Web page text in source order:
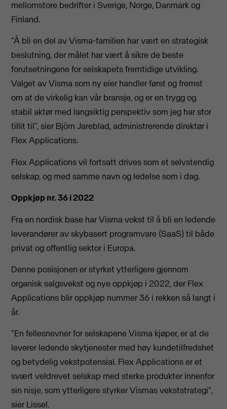
mellomstore bedrifter i Sverige, Norge, Danmark og
Finland.
“Å bli en del av Visma-familien har vært en strategisk
beslutning, der målet har vært å sikre de beste
forutsetningene for selskapets fremtidige utvikling.
Valget av Visma som ny eier handler først og fremst
om at de virkelig kan vår bransje, og er en trygg og
stabil aktør med langsiktig perspektiv som jeg har stor
tillit til”, sier Björn Jareblad, administrerende direktør i
Flex Applications.
Flex Applications vil fortsatt drives som et selvstendig
selskap, og med samme navn og ledelse som i dag.
Oppkjøp nr. 36 i 2022
Fra en nordisk base har Visma vokst til å bli en ledende
leverandører av skybasert programvare (SaaS) til både
privat og offentlig sektor i Europa.
Denne posisjonen er styrket ytterligere gjennom
organisk salgsvekst og nye oppkjøp i 2022, der Flex
Applications blir oppkjøp nummer 36 i rekken så langt i
år.
“En fellesnevner for selskapene Visma kjøper, er at de
leverer ledende skytjenester med høy kundetilfredshet
og betydelig vekstpotensial. Flex Applications er et
svært veldrevet selskap med sterke produkter innenfor
sin nisje, som ytterligere styrker Vismas vekststrategi",
sier Lissel.